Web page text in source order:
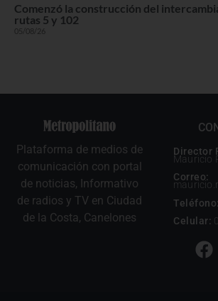
Comenzó la construcción del
rutas 5 y 102
05/08/26
Plataforma de medios de
comunicación con portal
de noticias, Informativo
de radios y TV en Ciudad
de la Costa, Canelones
Director
Mauricio
Correo:
Teléfono:
Celular: